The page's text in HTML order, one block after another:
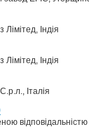
Лімітед, Індія
Лімітед, Індія
Італія